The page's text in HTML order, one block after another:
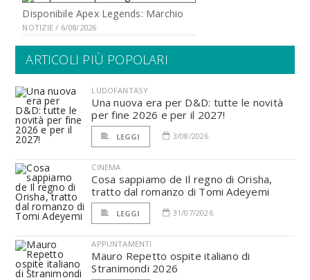
Disponibile Apex Legends: Marchio
NOTIZIE / 6/08/2026
ARTICOLI PIÙ POPOLARI
LUDOFANTASY
Una nuova era per D&D: tutte le novità
per fine 2026 e per il 2027!
LEGGI 3/08/2026
CINEMA
Cosa sappiamo de Il regno di Orisha,
tratto dal romanzo di Tomi Adeyemi
LEGGI 31/07/2026
APPUNTAMENTI
Mauro Repetto ospite italiano di
Stranimondi 2026